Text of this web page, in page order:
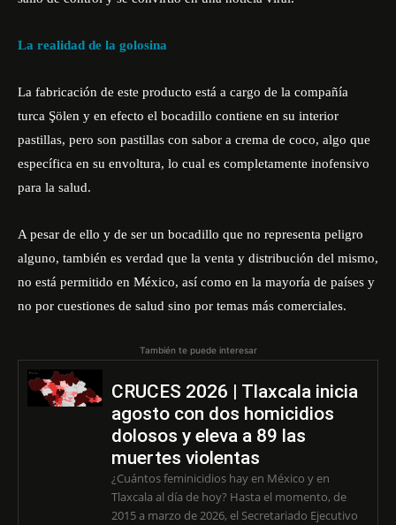
La realidad de la golosina
La fabricación de este producto está a cargo de la compañía
turca Şölen y en efecto el bocadillo contiene en su interior
pastillas, pero son pastillas con sabor a crema de coco, algo que
específica en su envoltura, lo cual es completamente inofensivo
para la salud.
A pesar de ello y de ser un bocadillo que no representa peligro
alguno, también es verdad que la venta y distribución del mismo,
no está permitido en México, así como en la mayoría de países y
no por cuestiones de salud sino por temas más comerciales.
También te puede interesar
CRUCES 2026 | Tlaxcala inicia
agosto con dos homicidios
dolosos y eleva a 89 las
muertes violentas
¿Cuántos feminicidios hay en México y en
Tlaxcala al día de hoy? Hasta el momento, de
2015 a marzo de 2026, el Secretariado Ejecutivo